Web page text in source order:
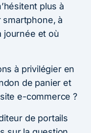
plus à
à
journée et où
à privilégier en
de panier et
e-commerce ?
de portails